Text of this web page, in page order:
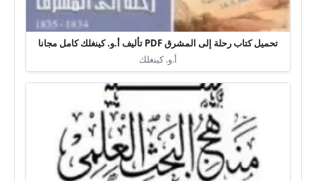
تحميل كتاب رحلة إلى المشرق PDF تأليف أ.و. كينغلك كامل مجانا
أ.و. كينغلك